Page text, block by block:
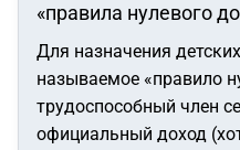
«правила нулевого
Для назначения
называемое «правило
трудоспособный член
официальный доход